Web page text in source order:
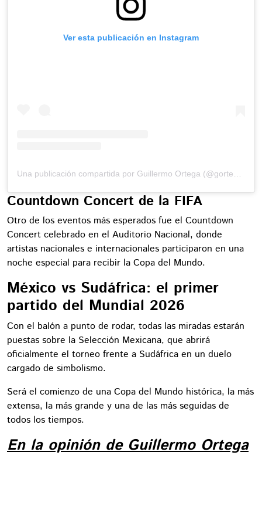
Ver esta publicación en Instagram
Una publicación compartida por Guillermo Ortega (@gortega_r)
Countdown Concert de la FIFA
Otro de los eventos más esperados fue el Countdown
Concert celebrado en el Auditorio Nacional, donde
artistas nacionales e internacionales participaron en una
noche especial para recibir la Copa del Mundo.
México vs Sudáfrica: el primer
partido del Mundial 2026
Con el balón a punto de rodar, todas las miradas estarán
puestas sobre la Selección Mexicana, que abrirá
oficialmente el torneo frente a Sudáfrica en un duelo
cargado de simbolismo.
Será el comienzo de una Copa del Mundo histórica, la más
extensa, la más grande y una de las más seguidas de
todos los tiempos.
En la opinión de Guillermo Ortega